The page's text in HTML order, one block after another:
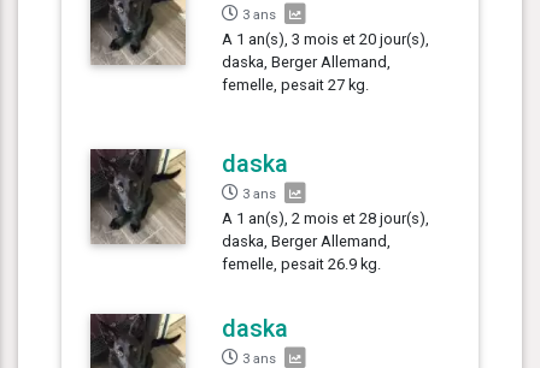
3 ans
A 1 an(s), 3 mois et 20 jour(s),
daska, Berger Allemand,
femelle, pesait 27 kg.
daska
3 ans
A 1 an(s), 2 mois et 28 jour(s),
daska, Berger Allemand,
femelle, pesait 26.9 kg.
daska
3 ans